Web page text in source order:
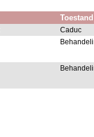
Toestand
Caduc